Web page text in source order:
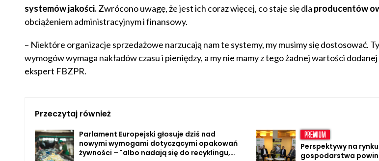
systemów jakości.Zwrócono uwagę, że jest ich coraz więcej, co staje się dla producentów
obciążeniem administracyjnym i finansowy.
– Niektóre organizacje sprzedażowe narzucają nam te systemy, my musimy się dostosować.
wymogów wymaga nakładów czasu i pieniędzy, a my nie mamy z tego żadnej wartości
ekspert FBZPR.
Przeczytaj również
Parlament Europejski głosuje dziś nad
nowymi wymogami dotyczącymi opakowań
żywności – "albo nadają się do recyklingu,
Perspektywy na
gospodarstwa